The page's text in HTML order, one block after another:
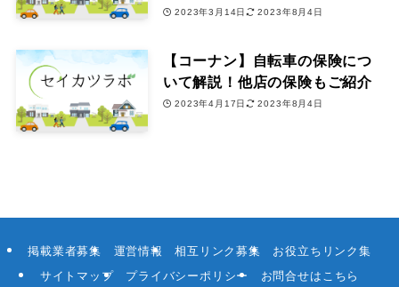
2023年3月14日 2023年8月4日
【コーナン】自転車の保険につ
いて解説！他店の保険もご紹介
2023年4月17日 2023年8月4日
掲載業者募集 運営情報 相互リンク募集
お役立ちリンク集
サイトマップ
プライバシーポリシー お問合せはこちら